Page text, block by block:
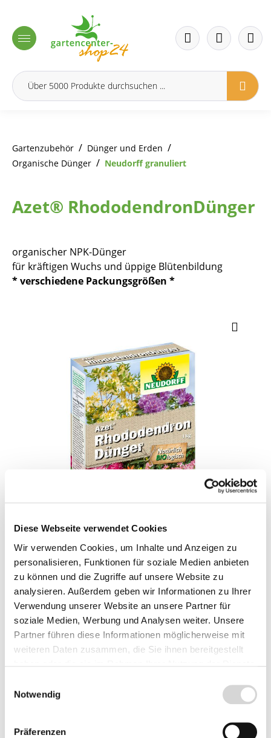
Diese Webseite verwendet Cookies
Wir verwenden Cookies, um Inhalte und Anzeigen zu
personalisieren, Funktionen für soziale Medien anbieten
zu können und die Zugriffe auf unsere Website zu
analysieren. Außerdem geben wir Informationen zu Ihrer
Verwendung unserer Website an unsere Partner für
soziale Medien, Werbung und Analysen weiter. Unsere
Partner führen diese Informationen möglicherweise mit
weiteren Daten zusammen, die Sie ihnen bereitgestellt
Notwendig
Präferenzen
Gartenzubehör / Dünger und Erden /
Organische Dünger / Neudorff granuliert
Azet® RhododendronDünger
organischer NPK-Dünger
für kräftigen Wuchs und üppige Blütenbildung
* verschiedene Packungsgrößen *
7,99 €*
Preise inkl. MwSt.zzgl. Versandkosten
Lieferzeit: 3 - 5 Werktage
Produkt Anzahl: Gib den gewünschten